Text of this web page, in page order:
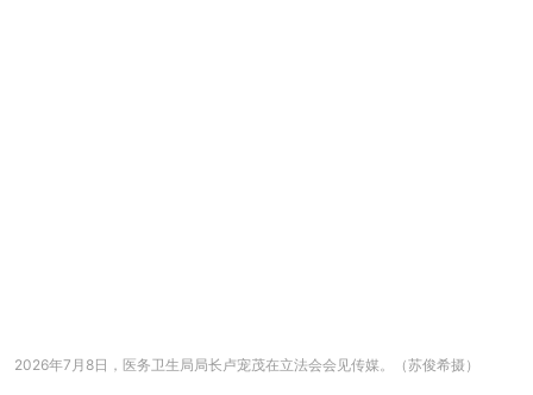
2026年7月8日，医务卫生局局长卢宠茂在立法会会见传媒。（苏俊希摄）